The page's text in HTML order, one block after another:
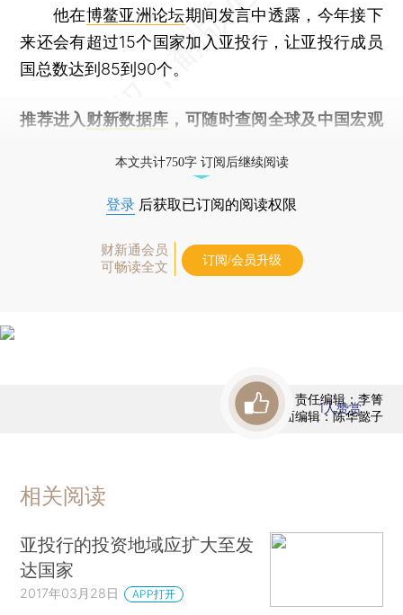
他在博鳌亚洲论坛期间发言中透露，今年接下
来还会有超过15个国家加入亚投行，让亚投行成员
国总数达到85到90个。
推荐进入 财新数据库 ，可随时查阅全球及中国宏观
本文共计750字 订阅后继续阅读
登录 后获取已订阅的阅读权限
财新通会员
可畅读全文
订阅/会员升级
责任编辑：李箐
版面编辑：陈华懿子
1人赞赏
相关阅读
亚投行的投资地域应扩大至发
达国家
2017年03月28日 APP打开